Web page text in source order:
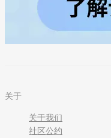
关于
关于我们
社区公约